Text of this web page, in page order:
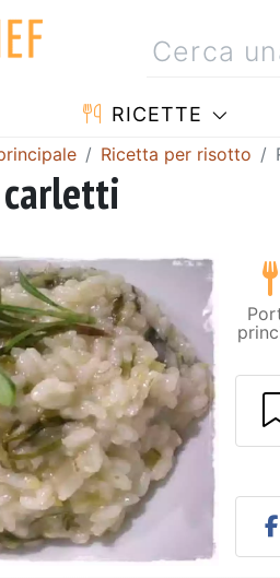
RICETTE
Ricetta per risotto